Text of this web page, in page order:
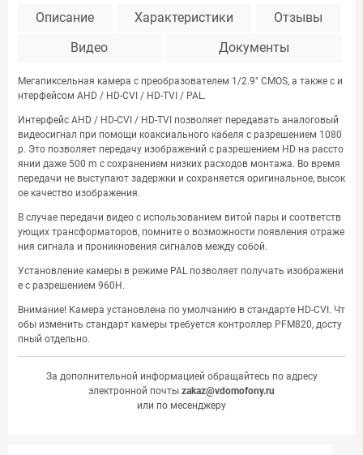
Описание Характеристики Отзывы
Видео Документы
Мегапиксельная камера с преобразователем 1/2.9" CMOS, а также с и
нтерфейсом AHD / HD-CVI / HD-TVI / PAL.
Интерфейс AHD / HD-CVI / HD-TVI позволяет передавать аналоговый
видеосигнал при помощи коаксиального кабеля с разрешением 1080
p. Это позволяет передачу изображений с разрешением HD на рассто
янии даже 500 m с сохранением низких расходов монтажа. Во время
передачи не выступают задержки и сохраняется оригинальное, высок
ое качество изображения.
В случае передачи видео с использованием витой пары и соответств
ующих трансформаторов, помните о возможности появления отраже
ния сигнала и проникновения сигналов между собой.
Установление камеры в режиме PAL позволяет получать изображени
е с разрешением 960H.
Внимание! Камера установлена по умолчанию в стандарте HD-CVI. Чт
обы изменить стандарт камеры требуется контроллер PFM820, досту
пный отдельно.
За дополнительной информацией обращайтесь по адресу
электронной почты zakaz@vdomofony.ru
или по месенджеру